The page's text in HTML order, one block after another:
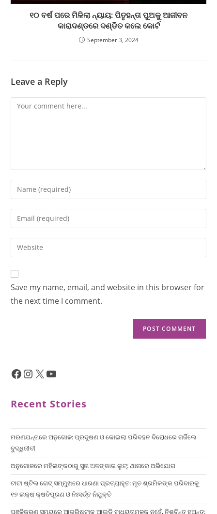
୧୦ ବର୍ଷ ପରେ ମିଳିଲା ନ୍ୟାୟ: ପିତୃହନ୍ତା ପୁଅକୁ ଆଜୀବନ
କାରାଦଣ୍ଡରେ ଦଣ୍ଡିତ କଲେ କୋର୍ଟ
September 3, 2024
Leave a Reply
Save my name, email, and website in this browser for
the next time I comment.
Recent Stories
ମରଣଯନ୍ତାରେ ଅନୁଗୋଳ: ପ୍ରଦୂଷଣ ଓ କୋଇଲା ପରିବହନ ବିରୋଧରେ ଗର୍ଜିଲେ
ବୁଦ୍ଧିଜୀବୀ
ଅନୁଗୋଳରେ ମହିଳାଙ୍କଠାରୁ ସୁନା ଅଳଙ୍କାର ଲୁଟ୍: ଥାନାରେ ଅଭିଯୋଗ
ଟାଟା ଷ୍ଟିଲ ଗେଟ୍ ସମ୍ମୁଖରେ ଧାରଣା ପ୍ରତ୍ୟାହୃତ: ମୃତ ଶ୍ରମିକଙ୍କ ପରିବାରକୁ
୧୭ ଲକ୍ଷ କ୍ଷତିପୂରଣ ଓ ନିଃସର୍ତ୍ତ ନିଯୁକ୍ତି
ପଞ୍ଜିକରଣ ସମୟରେ ଆଗ୍ରିଷ୍ଟାକ୍ ଆଇଡି ବାଧ୍ୟତାମୂଳକ ନୁହେଁ, ନିଶ୍ଚିନ୍ତ ହୁଅନ୍ତୁ: